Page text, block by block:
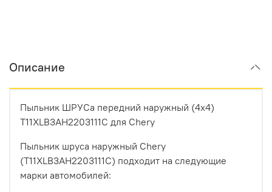
Описание
Пыльник ШРУСа передний наружный (4x4)
T11XLB3AH2203111C для Chery
Пыльник шруса наружный Chery
(T11XLB3AH2203111C) подходит на следующие
марки автомобилей: